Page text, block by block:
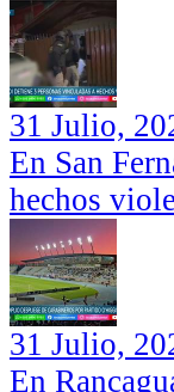
31 Julio,
En San
hechos
31 Julio,
En